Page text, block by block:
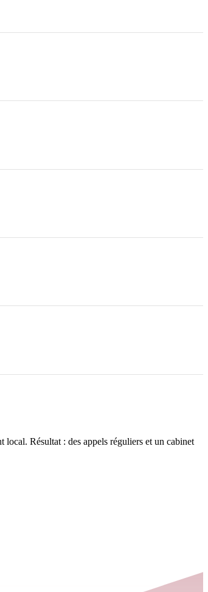
Résultat : des appels réguliers et un cabinet